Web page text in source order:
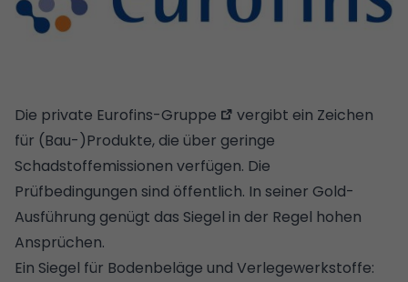
Die private Eurofins-Gruppe
vergibt ein Zeichen
für (Bau-)Produkte, die über geringe
Schadstoffemissionen verfügen. Die
Prüfbedingungen sind öffentlich. In seiner Gold-
Ausführung genügt das Siegel in der Regel hohen
Ansprüchen.
Ein Siegel für Bodenbeläge und Verlegewerkstoffe: